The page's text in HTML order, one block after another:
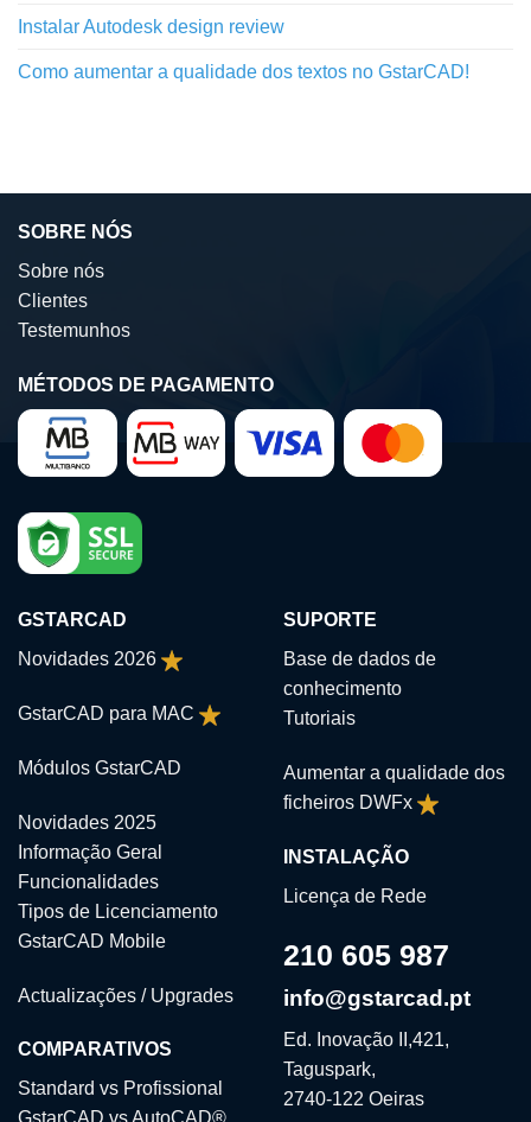
Instalar Autodesk design review
Como aumentar a qualidade dos textos no GstarCAD!
SOBRE NÓS
Sobre nós
Clientes
Testemunhos
MÉTODOS DE PAGAMENTO
GSTARCAD
Novidades 2026
GstarCAD para MAC
Módulos GstarCAD
Novidades 2025
Informação Geral
Funcionalidades
Tipos de Licenciamento
GstarCAD Mobile
Actualizações / Upgrades
COMPARATIVOS
Standard vs Profissional
SUPORTE
Base de dados de
conhecimento
Tutoriais
Aumentar a qualidade dos
ficheiros DWFx
INSTALAÇÃO
Licença de Rede
210 605 987
info@gstarcad.pt
Ed. Inovação II,421,
Taguspark,
2740-122 Oeiras